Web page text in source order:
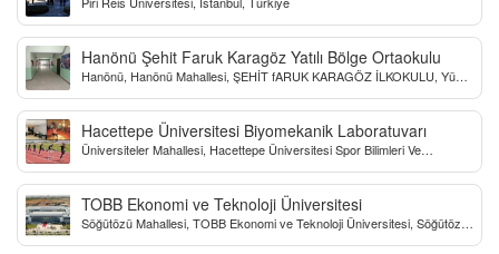
Hanönü Şehit Faruk Karagöz Yatılı Bölge Ortaokulu
Hanönü, Hanönü Mahallesi, ŞEHİT fARUK KARAGÖZ İLKOKULU, Yücel
Hacettepe Üniversitesi Biyomekanik Laboratuvarı
Üniversiteler Mahallesi, Hacettepe Üniversitesi Spor Bilimleri Ve
TOBB Ekonomi ve Teknoloji Üniversitesi
Söğütözü Mahallesi, TOBB Ekonomi ve Teknoloji Üniversitesi, Söğütözü